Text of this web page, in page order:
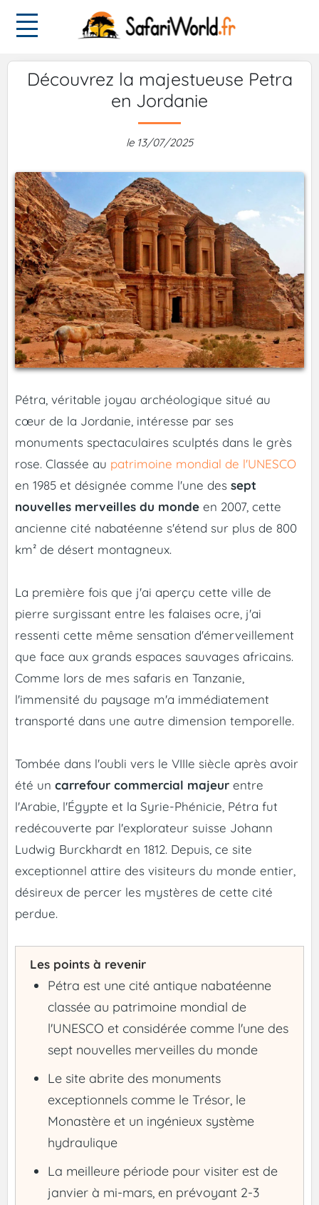
Découvrez la majestueuse Petra
en Jordanie
le 13/07/2025
Pétra, véritable joyau archéologique situé au
cœur de la Jordanie, intéresse par ses
monuments spectaculaires sculptés dans le grès
rose. Classée au patrimoine mondial de l'UNESCO
en 1985 et désignée comme l'une des sept
nouvelles merveilles du monde en 2007, cette
ancienne cité nabatéenne s'étend sur plus de 800
km² de désert montagneux.
La première fois que j'ai aperçu cette ville de
pierre surgissant entre les falaises ocre, j'ai
ressenti cette même sensation d'émerveillement
que face aux grands espaces sauvages africains.
Comme lors de mes safaris en Tanzanie,
l'immensité du paysage m'a immédiatement
transporté dans une autre dimension temporelle.
Tombée dans l'oubli vers le VIIIe siècle après avoir
été un carrefour commercial majeur entre
l'Arabie, l'Égypte et la Syrie-Phénicie, Pétra fut
redécouverte par l'explorateur suisse Johann
Ludwig Burckhardt en 1812. Depuis, ce site
exceptionnel attire des visiteurs du monde entier,
désireux de percer les mystères de cette cité
perdue.
Les points à revenir
Pétra est une cité antique nabatéenne
classée au patrimoine mondial de
l'UNESCO et considérée comme l'une des
sept nouvelles merveilles du monde
Le site abrite des monuments
exceptionnels comme le Trésor, le
Monastère et un ingénieux système
hydraulique
La meilleure période pour visiter est de
janvier à mi-mars, en prévoyant 2-3